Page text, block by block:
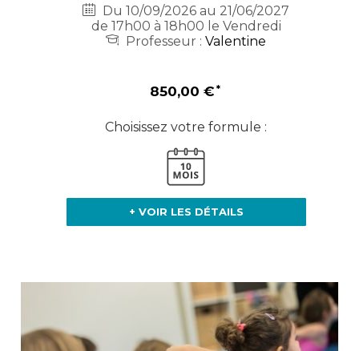
Du 10/09/2026 au 21/06/2027
de 17h00 à 18h00 le Vendredi
Professeur :Valentine
850,00 €
Choisissez votre formule :
+ VOIR LES DÉTAILS